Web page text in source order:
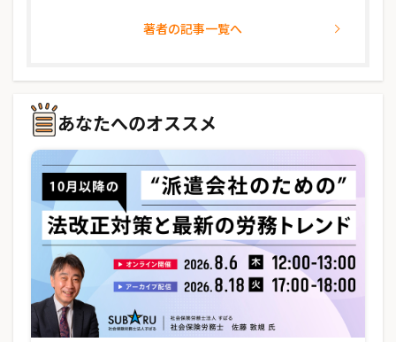
著者の記事一覧へ
あなたへのオススメ